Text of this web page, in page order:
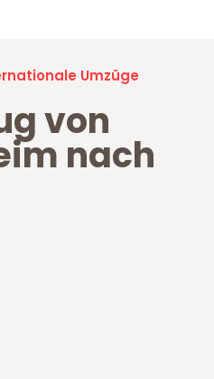
Umzüge
von
nach